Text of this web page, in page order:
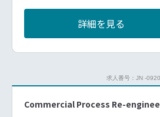
ティング戦略のインプリメン
トマネジメントを実行。
特に中国・東南アジアの成長
機関攻略だけでなく、リテー
詳細を見る
求人番号：JN -
Commercial Process Re-